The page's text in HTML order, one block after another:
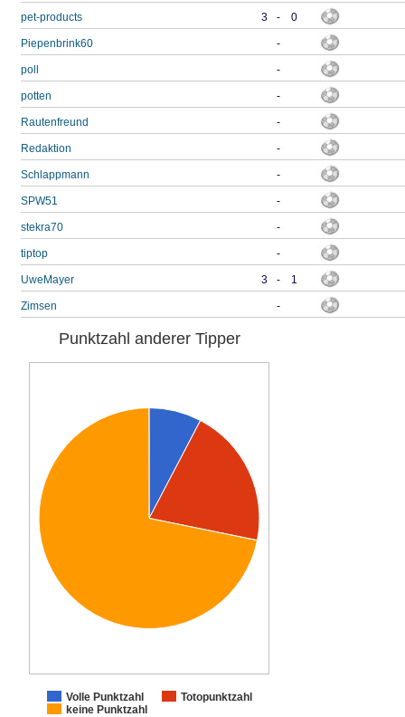
pet-products 3 - 0
Piepenbrink60 -
poll -
potten -
Rautenfreund -
Redaktion -
Schlappmann -
SPW51 -
stekra70 -
tiptop -
UweMayer 3 - 1
Zimsen -
Punktzahl anderer Tipper
Volle Punktzahl
Totopunktzahl
keine Punktzahl